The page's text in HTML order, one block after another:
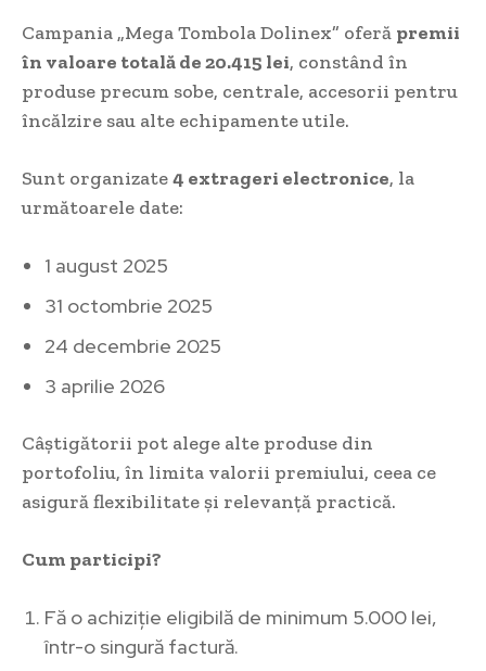
Campania „Mega Tombola Dolinex” oferă premii
în valoare totală de 20.415 lei, constând în
produse precum sobe, centrale, accesorii pentru
încălzire sau alte echipamente utile.
Sunt organizate4 extrageri electronice, la
următoarele date:
1 august 2025
31 octombrie 2025
24 decembrie 2025
3 aprilie 2026
Câștigătorii pot alege alte produse din
portofoliu, în limita valorii premiului, ceea ce
asigură flexibilitate și relevanță practică.
Cum participi?
Fă o achiziție eligibilă de minimum 5.000 lei,
într-o singură factură.